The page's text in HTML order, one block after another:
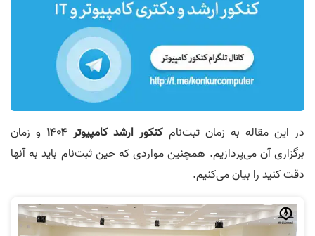
در این مقاله به زمان ثبت‌نامکنکور ارشد کامپیوتر ۱۴۰۴
و زمان
برگزاری آن می‌پردازیم. همچنین مواردی که حین ثبت‌نام باید به آنها
دقت کنید را بیان می‌کنیم.